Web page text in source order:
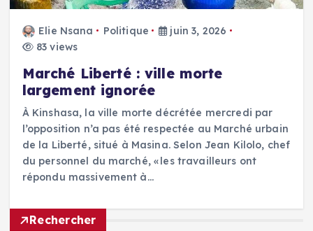
Elie Nsana Politique
juin 3, 2026
83 views
Marché Liberté : ville morte
largement ignorée
À Kinshasa, la ville morte décrétée mercredi par
l’opposition n’a pas été respectée au Marché urbain
de la Liberté, situé à Masina. Selon Jean Kilolo, chef
du personnel du marché, « les travailleurs ont
répondu massivement à…
Rechercher